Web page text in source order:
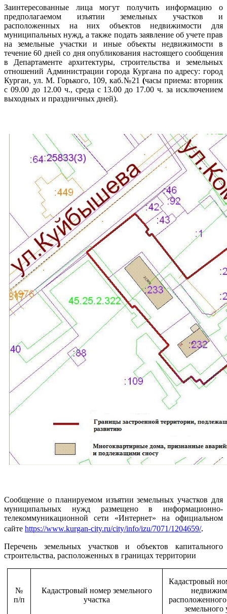
Заинтересованные лица могут получить информацию о
предполагаемом изъятии земельных участков и
расположенных на них объектов недвижимости для
муниципальных нужд, а также подать заявление об учете прав
на земельные участки и иные объекты недвижимости в
течение 60 дней со дня опубликования настоящего сообщения
в Департаменте архитектуры, строительства и земельных
отношений Администрации города Кургана по адресу: город
Курган, ул. М. Горького, 109, каб.№21 (часы приема: вторник
с 09.00 до 12.00 ч., среда с 13.00 до 17.00 ч. за исключением
выходных и праздничных дней).
Сообщение о планируемом изъятии земельных участков для
муниципальных нужд размещено в информационно-
телекоммуникационной сети «Интернет» на официальном
сайте https://www.kurgan-city.ru/city/info/izu/7071/1204659/.
Перечень земельных участков и объектов капитального
строительства, расположенных в границах территории
№
п/п
Кадастровый номер земельного
участка
Кадастровый
земельного